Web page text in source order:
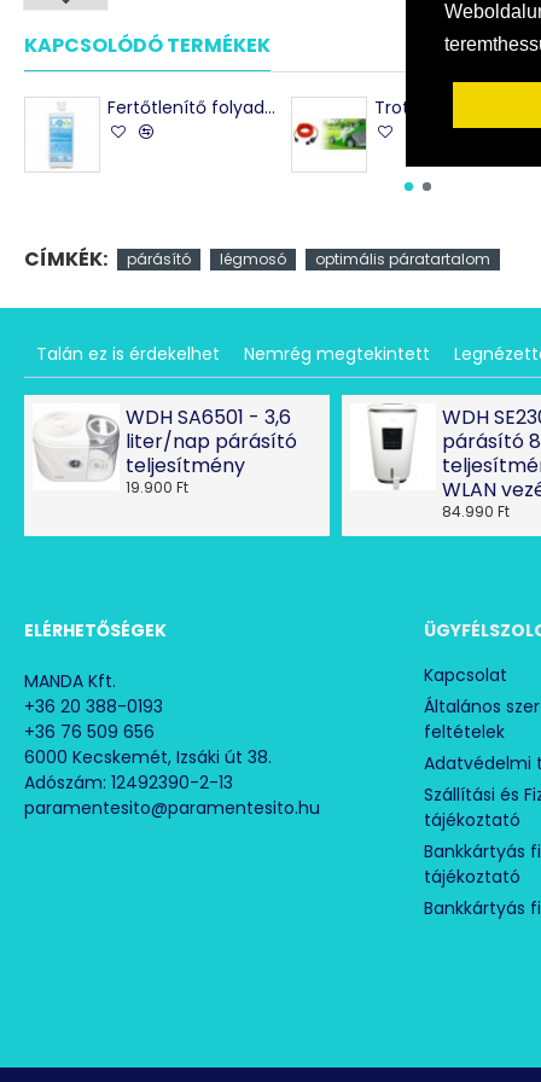
KAPCSOLÓDÓ TERMÉKEK
Fertőtlenítő folyadék - párásítóhoz - LiQVit
CÍMKÉK: párásító légmosó optimális páratartalom
Talán ez is érdekelhet Nemrég megtekintett
WDH SA6501 - 3,6
liter/nap párásító
teljesítmény
19.900 Ft
WDH
párásító
WLAN
84.990 Ft
ELÉRHETŐSÉGEK
MANDA Kft.
+36 20 388-0193
+36 76 509 656
6000 Kecskemét, Izsáki út 38.
Adószám: 12492390-2-13
paramentesito@paramentesito.hu
Kapcsolat
Általános
feltételek
Adatvédelmi
Szállítási és
tájékoztató
Bankkártyás
tájékoztató
Bankkártyás